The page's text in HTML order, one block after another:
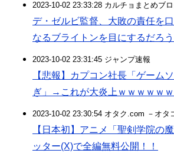
2023-10-02 23:33:28 カルチョまとめブ
デ・ゼルビ監督、大敗の責任を
なるブライトンを目にするだろう
2023-10-02 23:31:45 ジャンプ速報
【悲報】カプコン社長「ゲーム
ぎ」→これが大炎上ｗｗｗｗｗｗ
2023-10-02 23:30:54 オタク.com －オタ
【日本初】アニメ「聖剣学院の
ッター(X)で全編無料公開！！